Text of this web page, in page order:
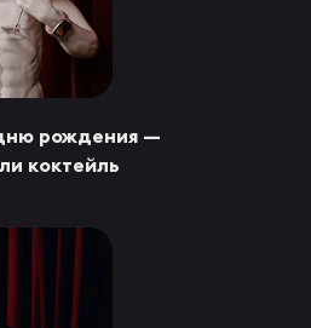
рождения —
коктейль